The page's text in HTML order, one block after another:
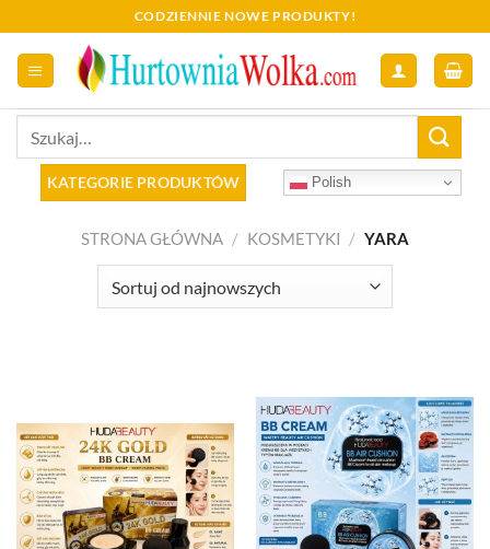
to
content
CODZIENNIE NOWE PRODUKTY!
KATEGORIE PRODUKTÓW Polish
STRONA GŁÓWNA / KOSMETYKI / YARA